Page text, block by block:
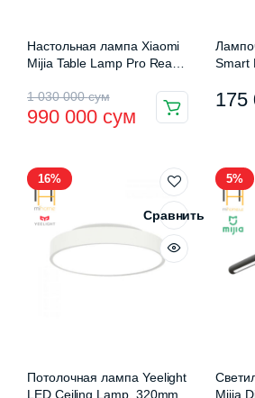
Настольная лампа Xiaomi
Mijia Table Lamp Pro Read
1 030 000сум
Первоначальная
цена
1
030
000 сум.
990 000 сум
Текущая
цена:
000 сум.
Smart
175
16%
Сравнить
Потолочная лампа Yeelight
LED Ceiling Lamp, 320mm
5%
Mijia